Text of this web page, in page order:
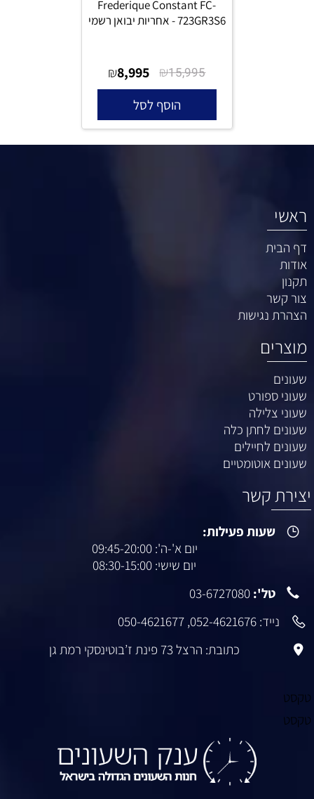
Frederique Constant FC-
723GR3S6 - אחריות יבואן רשמי
₪15,995
₪8,995
הוסף לסל
ראשי
דף הבית
אודות
תקנון
צור קשר
הצהרת נגישות
מוצרים
שעונים
שעוני ספורט
שעוני צלילה
שעונים לחתן כלה
שעונים לחיילים
שעונים אוטומטיים
יצירת קשר
שעות פעילות:
יום א'-ה': 09:45-20:00
יום שישי: 08:30-15:00
טל': 03-6727080
נייד: 052-4621676
,
050-4621677
כתובת: הרצל 73 פינת ז’בוטינסקי רמת גן
טקסט
טקסט